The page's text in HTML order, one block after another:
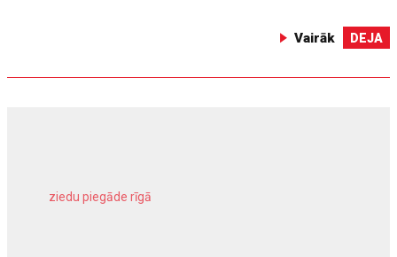
Vairāk DEJA
ziedu piegāde rīgā